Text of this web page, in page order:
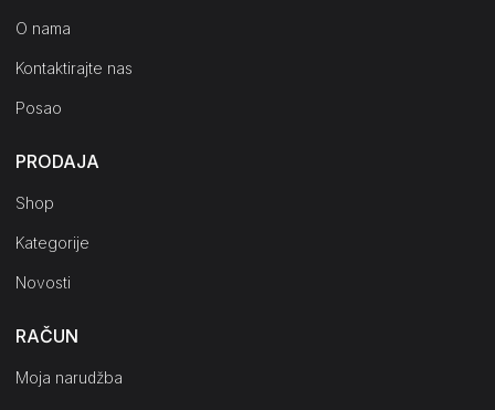
O nama
Kontaktirajte nas
Posao
PRODAJA
Shop
Kategorije
Novosti
RAČUN
Moja narudžba